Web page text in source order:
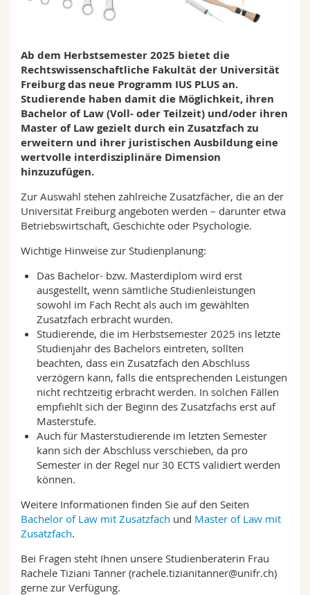
Math.-Nat. und Med. Fak.
Mitarbeitende
Webmail
Vorlesungsverzeichnis
MyUnifr
Ab dem Herbstsemester 2025 bietet die
Rechtswissenschaftliche Fakultät der Universität
Freiburg das neue Programm IUS PLUS an.
Studierende haben damit die Möglichkeit, ihren
Bachelor of Law (Voll- oder Teilzeit) und/oder ihren
Master of Law gezielt durch ein Zusatzfach zu
erweitern und ihrer juristischen Ausbildung eine
wertvolle interdisziplinäre Dimension
hinzuzufügen.
Zur Auswahl stehen zahlreiche Zusatzfächer, die an der
Universität Freiburg angeboten werden – darunter etwa
Betriebswirtschaft, Geschichte oder Psychologie.
Wichtige Hinweise zur Studienplanung:
Das Bachelor- bzw. Masterdiplom wird erst
ausgestellt, wenn sämtliche Studienleistungen
sowohl im Fach Recht als auch im gewählten
Zusatzfach erbracht wurden.
Studierende, die im Herbstsemester 2025 ins letzte
Studienjahr des Bachelors eintreten, sollten
beachten, dass ein Zusatzfach den Abschluss
verzögern kann, falls die entsprechenden Leistungen
nicht rechtzeitig erbracht werden. In solchen Fällen
empfiehlt sich der Beginn des Zusatzfachs erst auf
Masterstufe.
Auch für Masterstudierende im letzten Semester
kann sich der Abschluss verschieben, da pro
Semester in der Regel nur 30 ECTS validiert werden
können.
Weitere Informationen finden Sie auf den Seiten
Bachelor of Law mit Zusatzfach und Master of Law mit
Zusatzfach.
Bei Fragen steht Ihnen unsere Studienberaterin Frau
Rachele Tiziani Tanner (rachele.tizianitanner@unifr.ch)
gerne zur Verfügung.